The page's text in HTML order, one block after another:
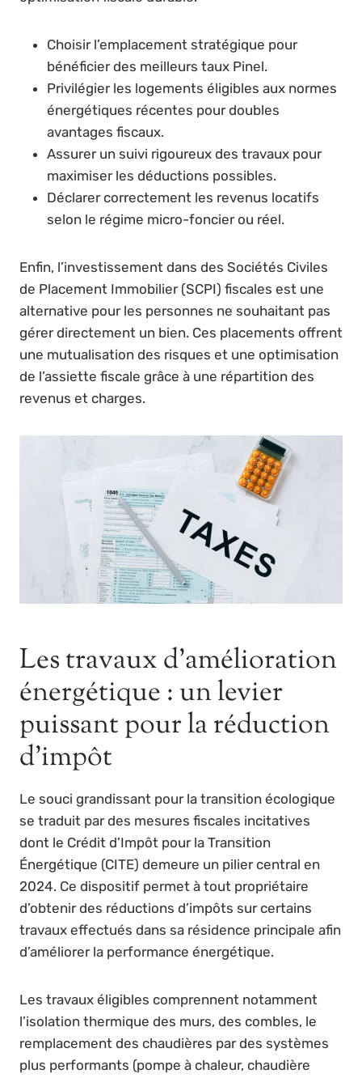
Choisir l’emplacement stratégique pour
bénéficier des meilleurs taux Pinel.
Privilégier les logements éligibles aux normes
énergétiques récentes pour doubles
avantages fiscaux.
Assurer un suivi rigoureux des travaux pour
maximiser les déductions possibles.
Déclarer correctement les revenus locatifs
selon le régime micro-foncier ou réel.
Enfin, l’investissement dans des Sociétés Civiles
de Placement Immobilier (SCPI) fiscales est une
alternative pour les personnes ne souhaitant pas
gérer directement un bien. Ces placements offrent
une mutualisation des risques et une optimisation
de l’assiette fiscale grâce à une répartition des
revenus et charges.
Les travaux d’amélioration
énergétique : un levier
puissant pour la réduction
d’impôt
Le souci grandissant pour la transition écologique
se traduit par des mesures fiscales incitatives
dont le Crédit d’Impôt pour la Transition
Énergétique (CITE) demeure un pilier central en
2024. Ce dispositif permet à tout propriétaire
d’obtenir des réductions d’impôts sur certains
travaux effectués dans sa résidence principale afin
d’améliorer la performance énergétique.
Les travaux éligibles comprennent notamment
l’isolation thermique des murs, des combles, le
remplacement des chaudières par des systèmes
plus performants (pompe à chaleur, chaudière